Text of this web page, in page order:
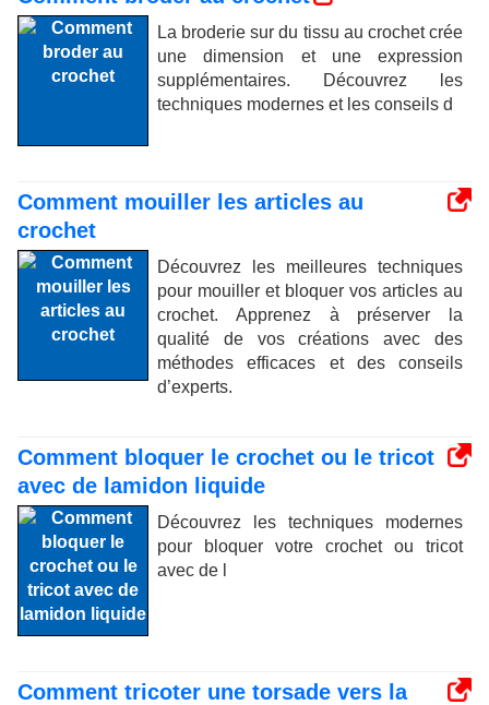
La broderie sur du tissu au crochet crée
une dimension et une expression
supplémentaires. Découvrez les
techniques modernes et les conseils d
Comment mouiller les articles au
crochet
Découvrez les meilleures techniques
pour mouiller et bloquer vos articles au
crochet. Apprenez à préserver la
qualité de vos créations avec des
méthodes efficaces et des conseils
d’experts.
Comment bloquer le crochet ou le tricot
avec de lamidon liquide
Découvrez les techniques modernes
pour bloquer votre crochet ou tricot
avec de l
Comment tricoter une torsade vers la